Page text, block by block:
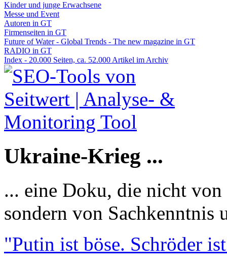
Kinder und junge Erwachsene
Messe und Event
Autoren in GT
Firmenseiten in GT
Future of Water - Global Trends - The new magazine in GT
RADIO in GT
Index - 20.000 Seiten, ca. 52.000 Artikel im Archiv
Ukraine-Krieg ...
... eine Doku, die nicht
sondern von Sachkenntnis
"Putin ist böse. Schröder